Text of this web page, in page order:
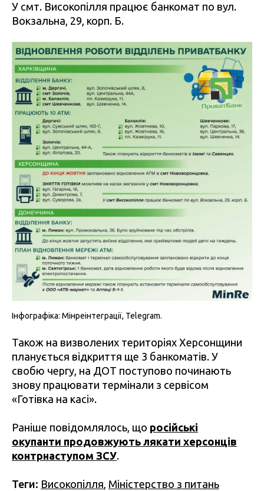
У смт. Високопілля працює банкомат по вул.
Вокзальна, 29, корп. Б.
Інфографіка: Мінреінтеграції, Telegram.
Також на визволених територіях Херсонщини
планується відкриття ще 3 банкоматів. У
свобю чергу, на ДОТ поступово починають
знову працювати термінали з сервісом
«Готівка на касі».
Раніше повідомлялось, що російські
окупанти продовжують лякати херсонців
контрнаступом ЗСУ.
Теги: Високопілля Міністерство з питань